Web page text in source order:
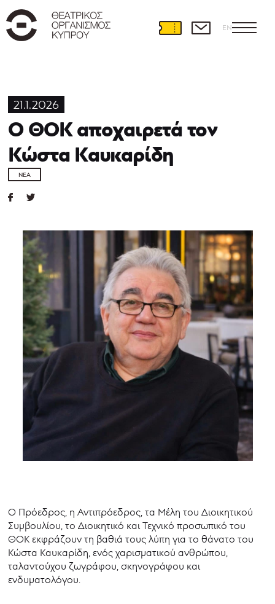
EN
21.1.2026
Ο ΘΟΚ αποχαιρετά τον
Κώστα Καυκαρίδη
ΝΈΑ
Ο Πρόεδρος, η Αντιπρόεδρος, τα Μέλη του Διοικητικού
Συμβουλίου, το Διοικητικό και Τεχνικό προσωπικό του
ΘΟΚ εκφράζουν τη βαθιά τους λύπη για το θάνατο του
Κώστα Καυκαρίδη, ενός χαρισματικού ανθρώπου,
ταλαντούχου ζωγράφου, σκηνογράφου και
ενδυματολόγου.